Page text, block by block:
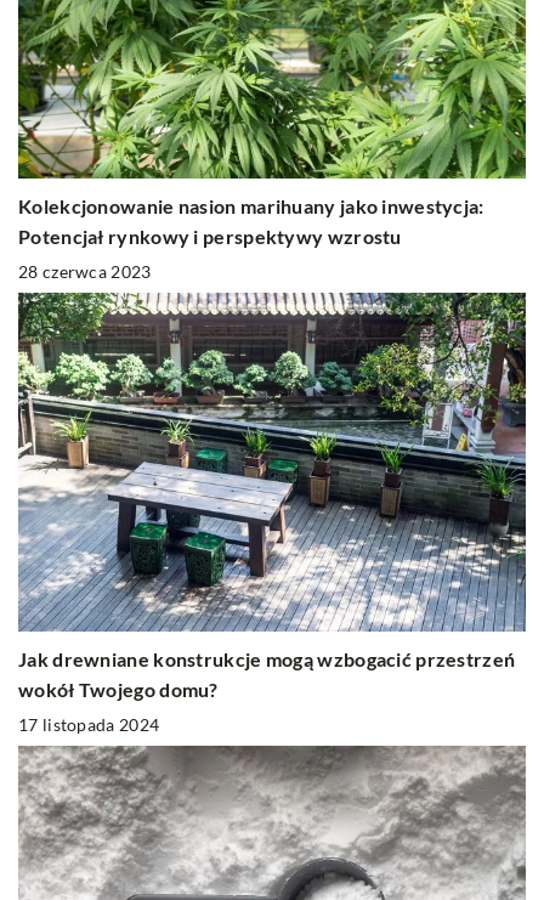
Kolekcjonowanie nasion marihuany jako inwestycja:
Potencjał rynkowy i perspektywy wzrostu
28 czerwca 2023
Jak drewniane konstrukcje mogą wzbogacić przestrzeń
wokół Twojego domu?
17 listopada 2024